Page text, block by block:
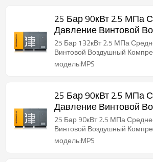
25 Бар 90кВт 2.5 МПа
Давление Винтовой
Компрессор
25 Бар 132кВт 2.5 МПа
Винтовой Воздушный
модель:MPS
25 Бар 90кВт 2.5 МПа
Давление Винтовой
Компрессор
25 Бар 90кВт 2.5 МПа
Винтовой Воздушный
модель:MPS